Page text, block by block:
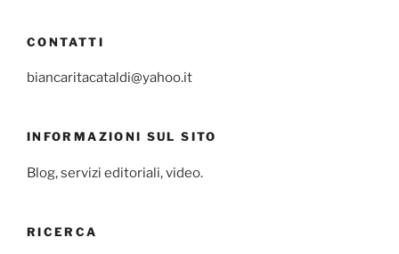
CONTATTI
biancaritacataldi@yahoo.it
INFORMAZIONI SUL SITO
Blog, servizi editoriali, video.
RICERCA